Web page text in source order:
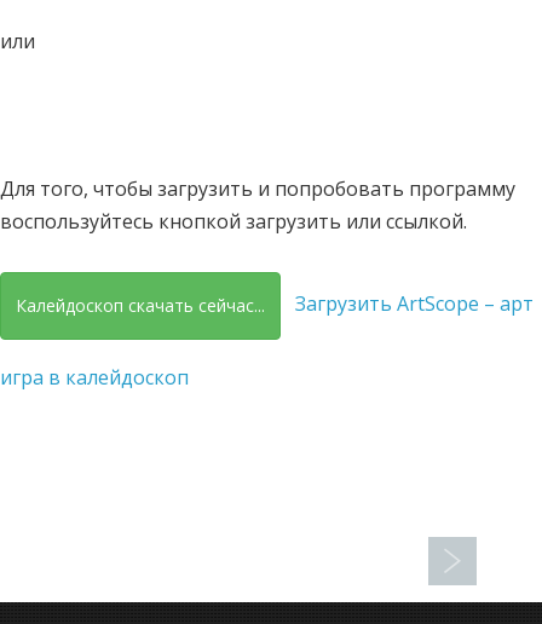
или
Для того, чтобы загрузить и попробовать программу
воспользуйтесь кнопкой загрузить или ссылкой.
Калейдоскоп скачать сейчас... Загрузить ArtScope – арт
игра в калейдоскоп